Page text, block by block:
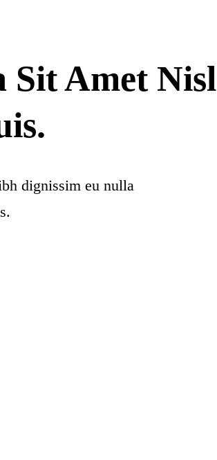
Amet Nisl
dignissim eu nulla